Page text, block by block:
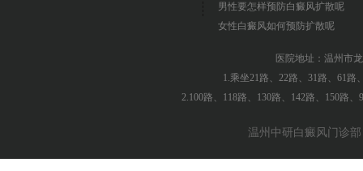
男性要怎样预防白癜风扩散呢
女性白癜风如何预防扩散呢
医院地址：温州市
1.乘坐21路、22路、31路、61路
2.100路、118路、130路、142路、150路
温州中研白癜风门诊